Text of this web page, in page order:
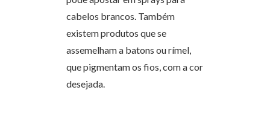
cabelos brancos. Também
existem produtos que se
assemelham a batons ou rímel,
que pigmentam os fios, com a cor
desejada.